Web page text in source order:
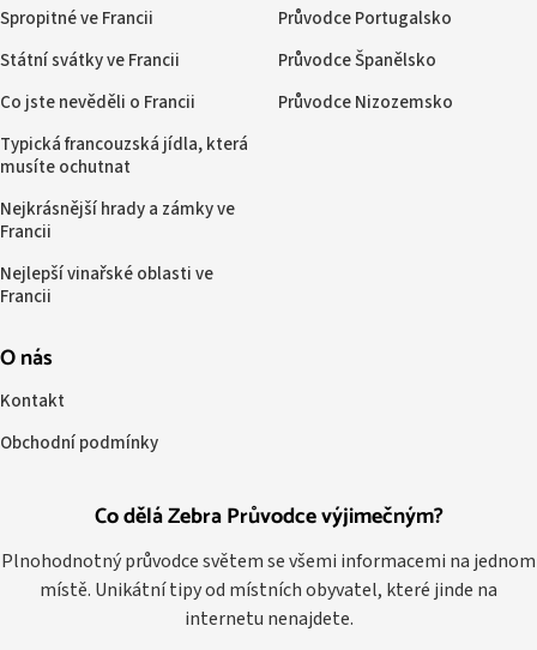
Co dělá Zebra Průvodce výjimečným?
Plnohodnotný průvodce světem se všemi informacemi na jednom
místě. Unikátní tipy od místních obyvatel, které jinde na
internetu nenajdete.
Spropitné ve Francii
Státní svátky ve Francii
Co jste nevěděli o Francii
Typická francouzská jídla, která
musíte ochutnat
Nejkrásnější hrady a zámky ve
Francii
Nejlepší vinařské oblasti ve
Francii
Průvodce Portugalsko
Průvodce Španělsko
Průvodce Nizozemsko
O nás
Kontakt
Obchodní podmínky